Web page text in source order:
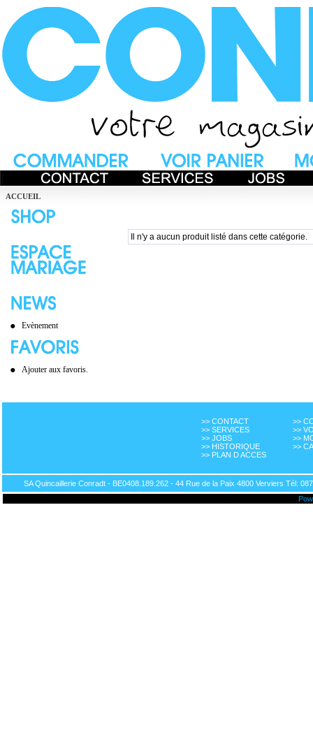
ACCUEIL
Evènement
Ajouter aux favoris.
Il n'y a aucun produit listé dans cette catégorie.
>> CONTACT
>> SERVICES
>> JOBS
>> HISTORIQUE
>> PLAN D ACCES
>>
>>
>>
>>
SA Quincaillerie Conradt - BE0408.189.262 - 44 Rue de la Paix 4800 Verviers Tél: